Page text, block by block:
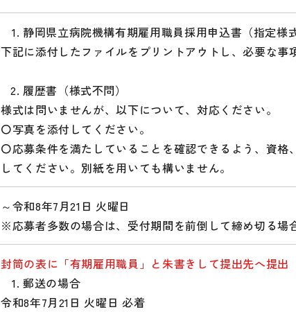
静岡県立病院機構有期雇用職員採用申込書（指定様式
下記に添付したファイルをプリントアウトし、必要な事
履歴書（様式不問）
様式は問いませんが、以下について、対応ください。
〇写真を添付してください。
〇応募条件を満たしていることを確認できるよう、資
してください。別紙を用いても構いません。
～令和8年7月21日 火曜日
※応募者多数の場合は、受付期間を前倒して締め切る場
封筒の表に「有期雇用職員」と朱書きして提出先へ提出
郵送の場合
令和8年7月21日 火曜日 必着